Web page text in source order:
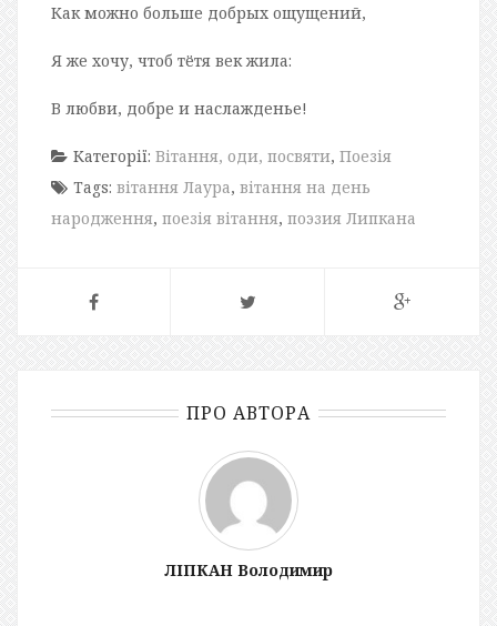
Как можно больше добрых ощущений,
Я же хочу, чтоб тётя век жила:
В любви, добре и наслажденье!
Категорії: Вітання, оди, посвяти, Поезія
Tags: вітання Лаура, вітання на день
народження, поезія вітання, поэзия Липкана
ПРО АВТОРА
ЛІПКАН Володимир